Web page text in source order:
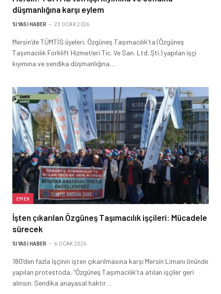
düşmanlığına karşı eylem
SIYASI HABER 23 OCAK 2026
Mersin’de TÜMTİS üyeleri, Özgüneş Taşımacılık’ta (Özgüneş
Taşımacılık Forklift Hizmetleri Tic. Ve San. Ltd. Şti.) yapılan işçi
kıyımına ve sendika düşmanlığına…
EMEK
İşten çıkarılan Özgüneş Taşımacılık işçileri: Mücadele
sürecek
SIYASI HABER 6 OCAK 2026
180’den fazla işçinin işten çıkarılmasına karşı Mersin Limanı önünde
yapılan protestoda, “Özgüneş Taşımacılık’ta atılan işçiler geri
alınsın. Sendika anayasal haktır…